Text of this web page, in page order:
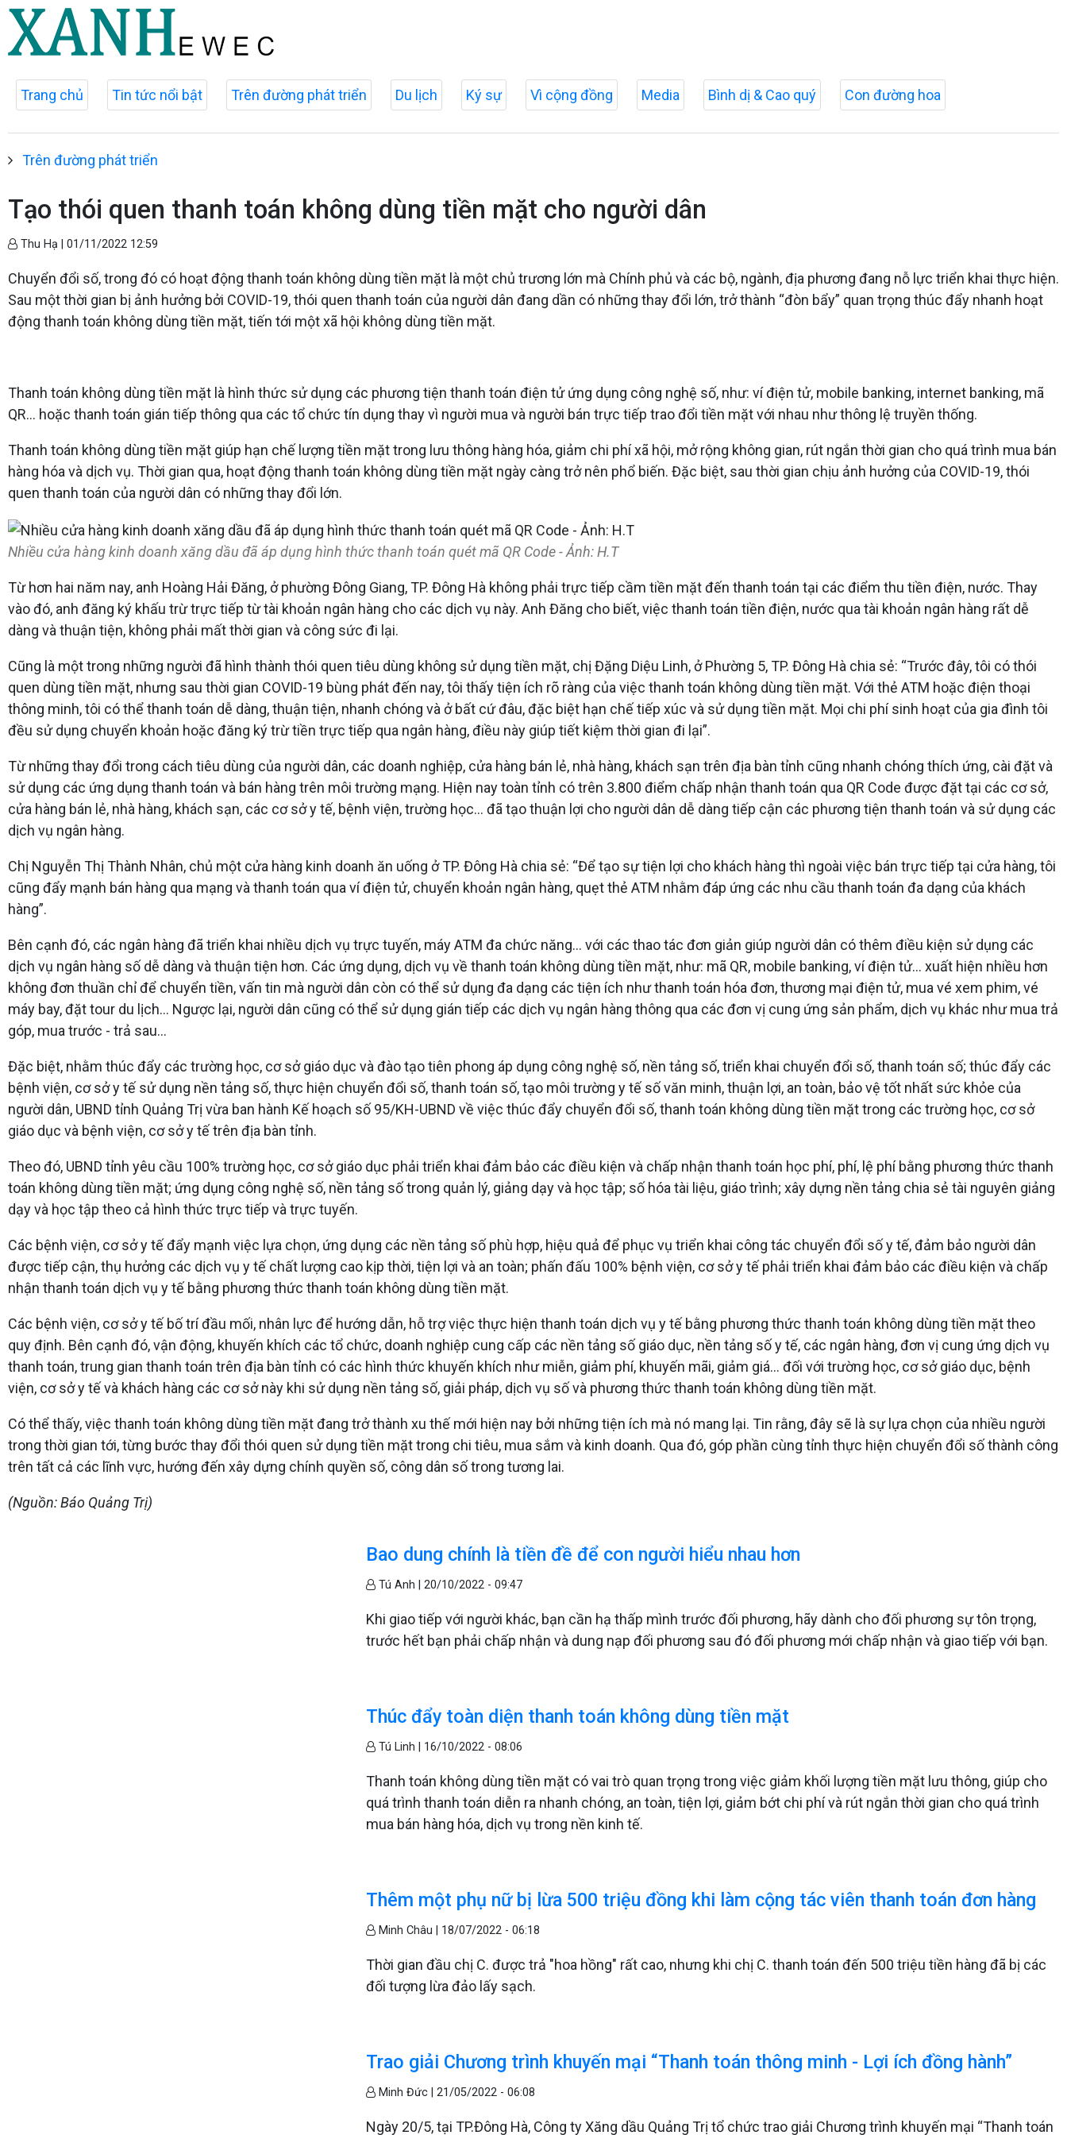
Trang chủ Tin tức nổi bật Trên đường phát triển Du lịch Ký sự Vì cộng đồng Media Bình dị & Cao quý Con đường hoa
Trên đường phát triển
Tạo thói quen thanh toán không dùng tiền mặt cho người dân
Thu Hạ | 01/11/2022 12:59
Chuyển đổi số, trong đó có hoạt động thanh toán không dùng tiền mặt là một chủ trương lớn mà Chính phủ và các bộ, ngành, địa phương đang nỗ lực triển khai thực hiện.
Sau một thời gian bị ảnh hưởng bởi COVID-19, thói quen thanh toán của người dân đang dần có những thay đổi lớn, trở thành “đòn bẩy” quan trọng thúc đẩy nhanh hoạt
động thanh toán không dùng tiền mặt, tiến tới một xã hội không dùng tiền mặt.
Thanh toán không dùng tiền mặt là hình thức sử dụng các phương tiện thanh toán điện tử ứng dụng công nghệ số, như: ví điện tử, mobile banking, internet banking, mã
QR... hoặc thanh toán gián tiếp thông qua các tổ chức tín dụng thay vì người mua và người bán trực tiếp trao đổi tiền mặt với nhau như thông lệ truyền thống.
Thanh toán không dùng tiền mặt giúp hạn chế lượng tiền mặt trong lưu thông hàng hóa, giảm chi phí xã hội, mở rộng không gian, rút ngắn thời gian cho quá trình mua bán
hàng hóa và dịch vụ. Thời gian qua, hoạt động thanh toán không dùng tiền mặt ngày càng trở nên phổ biến. Đặc biệt, sau thời gian chịu ảnh hưởng của COVID-19, thói
quen thanh toán của người dân có những thay đổi lớn.
Nhiều cửa hàng kinh doanh xăng dầu đã áp dụng hình thức thanh toán quét mã QR Code - Ảnh: H.T
Từ hơn hai năm nay, anh Hoàng Hải Đăng, ở phường Đông Giang, TP. Đông Hà không phải trực tiếp cầm tiền mặt đến thanh toán tại các điểm thu tiền điện, nước. Thay
vào đó, anh đăng ký khấu trừ trực tiếp từ tài khoản ngân hàng cho các dịch vụ này. Anh Đăng cho biết, việc thanh toán tiền điện, nước qua tài khoản ngân hàng rất dễ
dàng và thuận tiện, không phải mất thời gian và công sức đi lại.
Cũng là một trong những người đã hình thành thói quen tiêu dùng không sử dụng tiền mặt, chị Đặng Diệu Linh, ở Phường 5, TP. Đông Hà chia sẻ: “Trước đây, tôi có thói
quen dùng tiền mặt, nhưng sau thời gian COVID-19 bùng phát đến nay, tôi thấy tiện ích rõ ràng của việc thanh toán không dùng tiền mặt. Với thẻ ATM hoặc điện thoại
thông minh, tôi có thể thanh toán dễ dàng, thuận tiện, nhanh chóng và ở bất cứ đâu, đặc biệt hạn chế tiếp xúc và sử dụng tiền mặt. Mọi chi phí sinh hoạt của gia đình tôi
đều sử dụng chuyển khoản hoặc đăng ký trừ tiền trực tiếp qua ngân hàng, điều này giúp tiết kiệm thời gian đi lại”.
Từ những thay đổi trong cách tiêu dùng của người dân, các doanh nghiệp, cửa hàng bán lẻ, nhà hàng, khách sạn trên địa bàn tỉnh cũng nhanh chóng thích ứng, cài đặt và
sử dụng các ứng dụng thanh toán và bán hàng trên môi trường mạng. Hiện nay toàn tỉnh có trên 3.800 điểm chấp nhận thanh toán qua QR Code được đặt tại các cơ sở,
cửa hàng bán lẻ, nhà hàng, khách sạn, các cơ sở y tế, bệnh viện, trường học... đã tạo thuận lợi cho người dân dễ dàng tiếp cận các phương tiện thanh toán và sử dụng các
dịch vụ ngân hàng.
Chị Nguyễn Thị Thành Nhân, chủ một cửa hàng kinh doanh ăn uống ở TP. Đông Hà chia sẻ: “Để tạo sự tiện lợi cho khách hàng thì ngoài việc bán trực tiếp tại cửa hàng, tôi
cũng đẩy mạnh bán hàng qua mạng và thanh toán qua ví điện tử, chuyển khoản ngân hàng, quẹt thẻ ATM nhằm đáp ứng các nhu cầu thanh toán đa dạng của khách
hàng”.
Bên cạnh đó, các ngân hàng đã triển khai nhiều dịch vụ trực tuyến, máy ATM đa chức năng… với các thao tác đơn giản giúp người dân có thêm điều kiện sử dụng các
dịch vụ ngân hàng số dễ dàng và thuận tiện hơn. Các ứng dụng, dịch vụ về thanh toán không dùng tiền mặt, như: mã QR, mobile banking, ví điện tử… xuất hiện nhiều hơn
không đơn thuần chỉ để chuyển tiền, vấn tin mà người dân còn có thể sử dụng đa dạng các tiện ích như thanh toán hóa đơn, thương mại điện tử, mua vé xem phim, vé
máy bay, đặt tour du lịch… Ngược lại, người dân cũng có thể sử dụng gián tiếp các dịch vụ ngân hàng thông qua các đơn vị cung ứng sản phẩm, dịch vụ khác như mua trả
góp, mua trước - trả sau…
Đặc biệt, nhằm thúc đẩy các trường học, cơ sở giáo dục và đào tạo tiên phong áp dụng công nghệ số, nền tảng số, triển khai chuyển đổi số, thanh toán số; thúc đẩy các
bệnh viện, cơ sở y tế sử dụng nền tảng số, thực hiện chuyển đổi số, thanh toán số, tạo môi trường y tế số văn minh, thuận lợi, an toàn, bảo vệ tốt nhất sức khỏe của
người dân, UBND tỉnh Quảng Trị vừa ban hành Kế hoạch số 95/KH-UBND về việc thúc đẩy chuyển đổi số, thanh toán không dùng tiền mặt trong các trường học, cơ sở
giáo dục và bệnh viện, cơ sở y tế trên địa bàn tỉnh.
Theo đó, UBND tỉnh yêu cầu 100% trường học, cơ sở giáo dục phải triển khai đảm bảo các điều kiện và chấp nhận thanh toán học phí, phí, lệ phí bằng phương thức thanh
toán không dùng tiền mặt; ứng dụng công nghệ số, nền tảng số trong quản lý, giảng dạy và học tập; số hóa tài liệu, giáo trình; xây dựng nền tảng chia sẻ tài nguyên giảng
dạy và học tập theo cả hình thức trực tiếp và trực tuyến.
Các bệnh viện, cơ sở y tế đẩy mạnh việc lựa chọn, ứng dụng các nền tảng số phù hợp, hiệu quả để phục vụ triển khai công tác chuyển đổi số y tế, đảm bảo người dân
được tiếp cận, thụ hưởng các dịch vụ y tế chất lượng cao kịp thời, tiện lợi và an toàn; phấn đấu 100% bệnh viện, cơ sở y tế phải triển khai đảm bảo các điều kiện và chấp
nhận thanh toán dịch vụ y tế bằng phương thức thanh toán không dùng tiền mặt.
Các bệnh viện, cơ sở y tế bố trí đầu mối, nhân lực để hướng dẫn, hỗ trợ việc thực hiện thanh toán dịch vụ y tế bằng phương thức thanh toán không dùng tiền mặt theo
quy định. Bên cạnh đó, vận động, khuyến khích các tổ chức, doanh nghiệp cung cấp các nền tảng số giáo dục, nền tảng số y tế, các ngân hàng, đơn vị cung ứng dịch vụ
thanh toán, trung gian thanh toán trên địa bàn tỉnh có các hình thức khuyến khích như miễn, giảm phí, khuyến mãi, giảm giá... đối với trường học, cơ sở giáo dục, bệnh
viện, cơ sở y tế và khách hàng các cơ sở này khi sử dụng nền tảng số, giải pháp, dịch vụ số và phương thức thanh toán không dùng tiền mặt.
Có thể thấy, việc thanh toán không dùng tiền mặt đang trở thành xu thế mới hiện nay bởi những tiện ích mà nó mang lại. Tin rằng, đây sẽ là sự lựa chọn của nhiều người
trong thời gian tới, từng bước thay đổi thói quen sử dụng tiền mặt trong chi tiêu, mua sắm và kinh doanh. Qua đó, góp phần cùng tỉnh thực hiện chuyển đổi số thành công
trên tất cả các lĩnh vực, hướng đến xây dựng chính quyền số, công dân số trong tương lai.
(Nguồn: Báo Quảng Trị)
Bao dung chính là tiền đề để con người hiểu nhau hơn
Tú Anh |20/10/2022 - 09:47
Khi giao tiếp với người khác, bạn cần hạ thấp mình trước đối phương, hãy dành cho đối phương sự tôn trọng,
trước hết bạn phải chấp nhận và dung nạp đối phương sau đó đối phương mới chấp nhận và giao tiếp với bạn.
Thúc đẩy toàn diện thanh toán không dùng tiền mặt
Tú Linh | 16/10/2022 - 08:06
Thanh toán không dùng tiền mặt có vai trò quan trọng trong việc giảm khối lượng tiền mặt lưu thông, giúp cho
quá trình thanh toán diễn ra nhanh chóng, an toàn, tiện lợi, giảm bớt chi phí và rút ngắn thời gian cho quá trình
mua bán hàng hóa, dịch vụ trong nền kinh tế.
Thêm một phụ nữ bị lừa 500 triệu đồng khi làm cộng tác viên thanh toán đơn hàng
Minh Châu | 18/07/2022 - 06:18
Thời gian đầu chị C. được trả "hoa hồng" rất cao, nhưng khi chị C. thanh toán đến 500 triệu tiền hàng đã bị các
đối tượng lừa đảo lấy sạch.
Trao giải Chương trình khuyến mại “Thanh toán thông minh - Lợi ích đồng hành”
Minh Đức |21/05/2022 - 06:08
Ngày 20/5, tại TP.Đông Hà, Công ty Xăng dầu Quảng Trị tổ chức trao giải Chương trình khuyến mại “Thanh toán